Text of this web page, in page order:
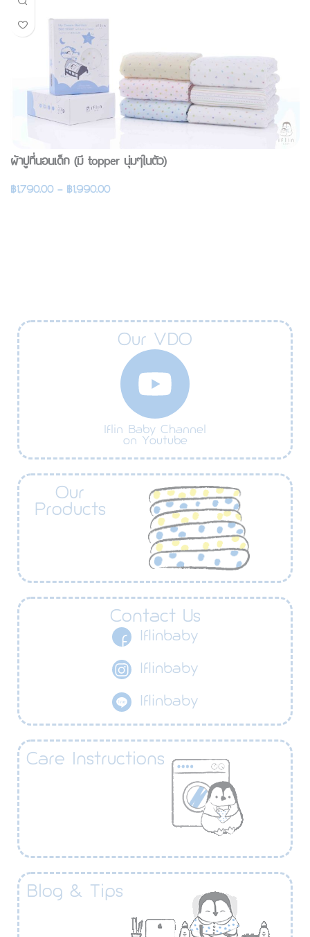
ผ้าปูที่นอนเด็ก (มี topper นุ่มๆในตัว)
฿1,790.00– ฿1,990.00
Our VDO
Iflin Baby Channel
on Youtube
Our
Products
Contact Us
Iflinbaby
Iflinbaby
Iflinbaby
Care Instructions​
Blog & Tips